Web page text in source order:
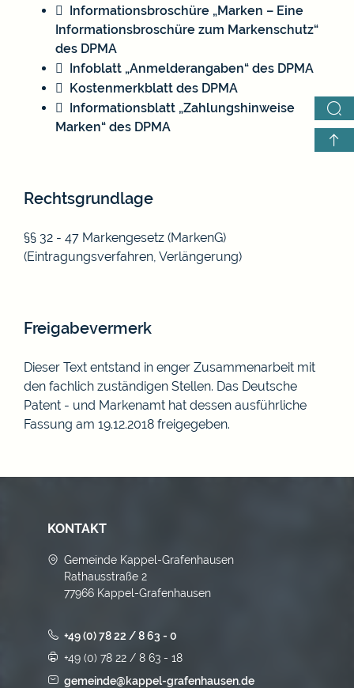
Informationsbroschüre „Marken – Eine
Informationsbroschüre zum Markenschutz“
des DPMA
Infoblatt „Anmelderangaben“ des DPMA
Kostenmerkblatt des DPMA
Informationsblatt „Zahlungshinweise
Marken“ des DPMA
Rechtsgrundlage
§§ 32 - 47 Markengesetz (MarkenG)
(Eintragungsverfahren, Verlängerung)
Freigabevermerk
Dieser Text entstand in enger Zusammenarbeit mit
den fachlich zuständigen Stellen. Das Deutsche
Patent - und Markenamt hat dessen ausführliche
Fassung am 19.12.2018 freigegeben.
KONTAKT
Gemeinde Kappel-Grafenhausen
Rathausstraße 2
77966 Kappel-Grafenhausen
+49 (0) 78 22 / 8 63 - 0
+49 (0) 78 22 / 8 63 - 18
gemeinde@kappel-grafenhausen.de